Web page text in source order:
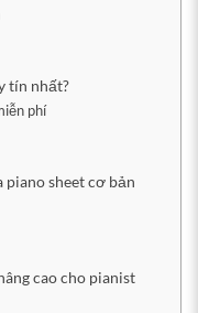
tín nhất?
phí
sheet cơ bản
cao cho pianist